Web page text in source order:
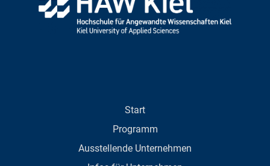
Start
Programm
Ausstellende Unternehmen